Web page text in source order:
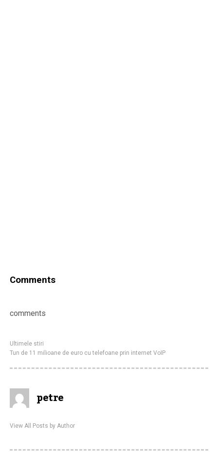
Comments
comments
Ultimele stiri
Tun de 11 milioane de euro cu telefoane prin internet VoIP
petre
View All Posts by Author